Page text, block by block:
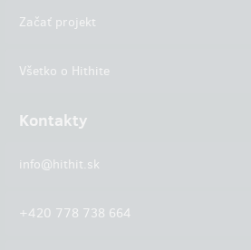
Začať projekt
Všetko o Hithite
Kontakty
info@hithit.sk
+420 778 738 664